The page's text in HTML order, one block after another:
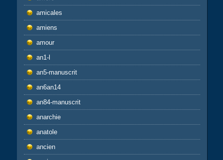
amicales
amiens
amour
an1-l
an5-manuscrit
an6an14
an84-manuscrit
anarchie
anatole
ancien